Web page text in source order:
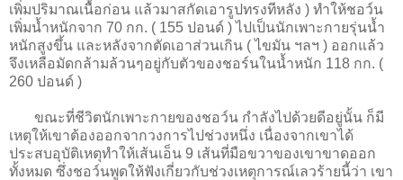
เพิ่มปริมาณเนื้อก่อน แล้วมาสกัดเอารูปทรงทีหลัง ) ทำให้ชอว์น
เพิ่มน้ำหนักจาก 70 กก. ( 155 ปอนด์ ) ไปเป็นนักเพาะกายรุ่นน้ำ
หนักสูงขึ้น และหลังจากตัดเอาส่วนเกิน ( ไขมัน ฯลฯ ) ออกแล้ว
จึงเหลือมัดกล้ามล้วนๆอยู่กับตัวของชอร์นในน้ำหนัก 118 กก. (
260 ปอนด์ )
ขณะที่ชีวิตนักเพาะกายของชอว์น กำลังไปด้วยดีอยู่นั้น ก็มี
เหตุให้เขาต้องออกจากวงการไปช่วงหนึ่ง เนื่องจากเขาได้
ประสบอุบัติเหตุทำให้เส้นเอ็น 9 เส้นที่มือขวาของเขาขาดออก
ทั้งหมด ซึ่งชอว์นพูดให้ฟังเกี่ยวกับช่วงเหตุการณ์เลวร้ายนี้ว่า เขา